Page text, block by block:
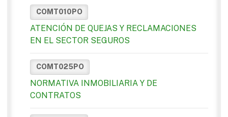
COMT010PO
ATENCIÓN DE QUEJAS Y RECLAMACIONES
EN EL SECTOR SEGUROS
COMT025PO
NORMATIVA INMOBILIARIA Y DE
CONTRATOS